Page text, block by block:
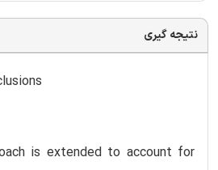
نتیجه گیری
is extended to account for